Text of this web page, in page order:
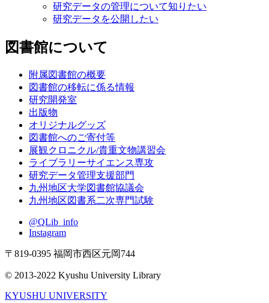
研究データの管理について知りたい
研究データを公開したい
図書館について
附属図書館の概要
図書館の移転に係る情報
研究開発室
出版物
オリジナルグッズ
図書館へのご寄付等
展観クロニクル/貴重文物講習会
ライブラリーサイエンス専攻
研究データ管理支援部門
九州地区大学図書館協議会
九州地区図書系二次専門試験
@QLib_info
Instagram
〒819-0395 福岡市西区元岡744
© 2013-2022 Kyushu University Library
KYUSHU UNIVERSITY